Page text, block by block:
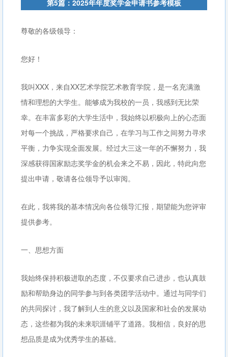
第5篇：2025年年度奖学金申请书参考模板
尊敬的各级领导：
您好！
我叫XXX，来自XX艺术学院艺术教育学院，是一名充满激
情和理想的大学生。能够成为我校的一员，我感到无比荣
幸。在丰富多彩的大学生活中，我始终以积极向上的心态面
对每一个挑战，严格要求自己，在学习与工作之间努力寻求
平衡，力争实现全面发展。经过大三这一年的不懈努力，我
深感获得国家励志奖学金的机会来之不易，因此，特此向您
提出申请，敬请各位领导予以审阅。
在此，我将我的基本情况向各位领导汇报，期望能为您评审
提供参考。
一、思想方面
我始终保持积极进取的态度，不仅要求自己进步，也认真鼓
励和帮助身边的同学参与到各类团学活动中。通过与同学们
的共同探讨，我了解到人生的意义以及国家和社会的发展动
态，这些都为我的未来职涯铺平了道路。我相信，良好的思
想品质是成为优秀学生的基础。